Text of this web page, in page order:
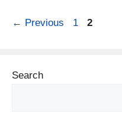
← Previous Page
1 Page
2
Search